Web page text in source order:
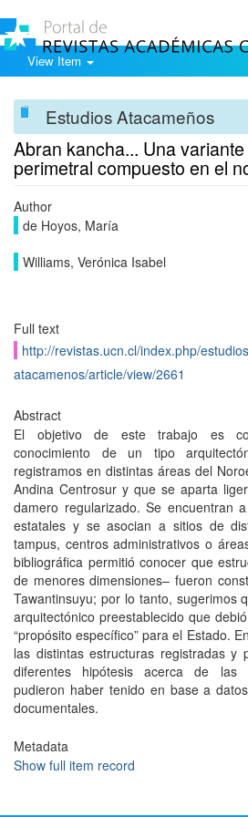
View Item
Estudios Atacameños
Abran kancha... Una
perimetral compuesto en el
Author
de Hoyos, María
Williams, Verónica Isabel
Full text
http://revistas.ucn.cl/index.php/
atacamenos/article/view/2661
Abstract
El objetivo de este trabajo es
conocimiento de un tipo
registramos en distintas áreas del
Andina Centrosur y que se aparta
damero regularizado. Se encuentran
estatales y se asocian a sitios de
tampus, centros administrativos o
bibliográfica permitió conocer que
de menores dimensiones– fueron
Tawantinsuyu; por lo tanto, sugerimos
arquitectónico preestablecido que
“propósito específico” para el Estado.
las distintas estructuras registradas y
diferentes hipótesis acerca de las
pudieron haber tenido en base a
documentales.
Metadata
Show full item record